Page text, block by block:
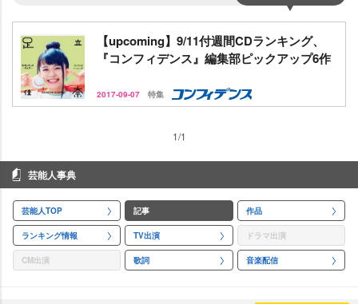
【upcoming】9/11付週間CDランキング、
『コンフィデンス』編集部ピックアップ6作
2017-09-07 特集
1/1
芸能人事典
芸能人TOP 記事 作品
ランキング情報 TV出演 ドラマ出演
CM出演 歌詞 音楽配信